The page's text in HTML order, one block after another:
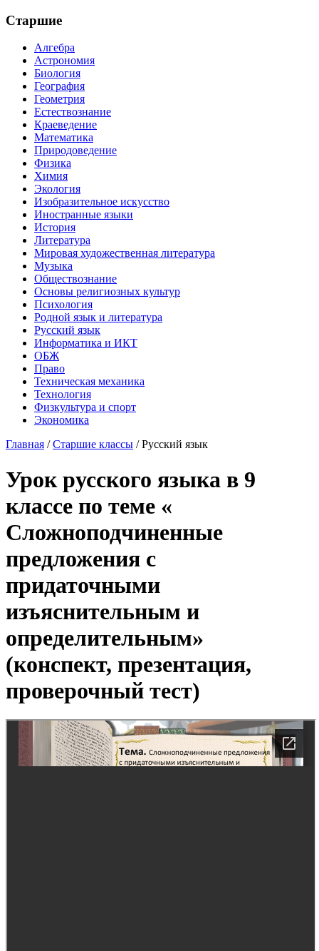
Старшие
Алгебра
Астрономия
Биология
География
Геометрия
Естествознание
Краеведение
Математика
Природоведение
Физика
Химия
Экология
Изобразительное искусство
Иностранные языки
История
Литература
Мировая художественная литература
Музыка
Обществознание
Основы религиозных культур
Психология
Родной язык и литература
Русский язык
Информатика и ИКТ
ОБЖ
Право
Техническая механика
Технология
Физкультура и спорт
Экономика
Главная /Старшие классы /Русский язык
Урок русского языка в 9
классе по теме «
Сложноподчиненные
предложения с
придаточными
изъяснительным и
определительным»
(конспект, презентация,
проверочный тест)